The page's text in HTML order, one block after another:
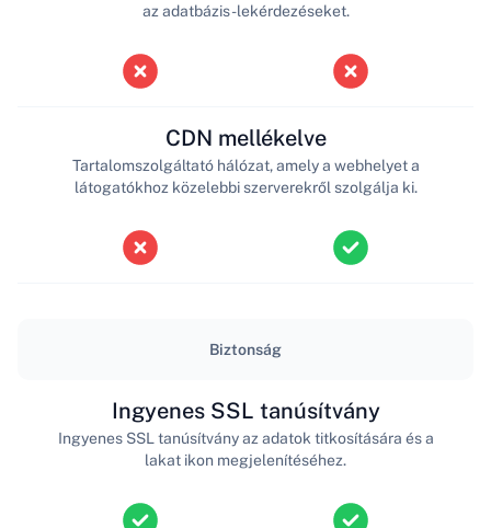
az adatbázis-lekérdezéseket.
CDN mellékelve
Tartalomszolgáltató hálózat, amely a webhelyet a
látogatókhoz közelebbi szerverekről szolgálja ki.
Biztonság
Ingyenes SSL tanúsítvány
Ingyenes SSL tanúsítvány az adatok titkosítására és a
lakat ikon megjelenítéséhez.